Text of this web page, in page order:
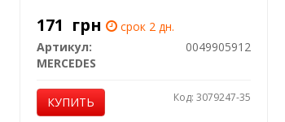
171 грн
срок 2 дн.
Артикул:
0049905912
MERCEDES
КУПИТЬ Код: 3079247-35